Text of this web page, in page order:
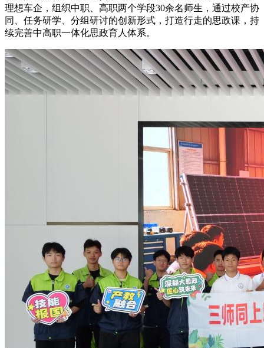
理想车企，组织中职、高职两个学段30余名师生，通过校产协
同、任务研学、分组研讨的创新形式，打造行走的思政课，持
续完善中高职一体化思政育人体系。